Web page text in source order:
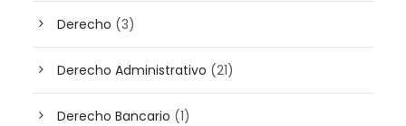
Derecho (3)
Derecho Administrativo (21)
Derecho Bancario (1)